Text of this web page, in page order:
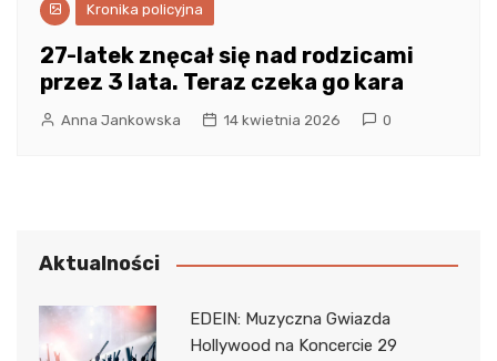
Kronika policyjna
27-latek znęcał się nad rodzicami
przez 3 lata. Teraz czeka go kara
Anna Jankowska 14 kwietnia 2026 0
Aktualności
EDEIN: Muzyczna Gwiazda
Hollywood na Koncercie 29